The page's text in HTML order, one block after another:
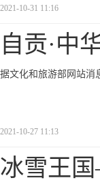
2021-10-31 11:16
自贡·中
据文化和旅游部网站消
2021-10-27 11:13
冰雪王